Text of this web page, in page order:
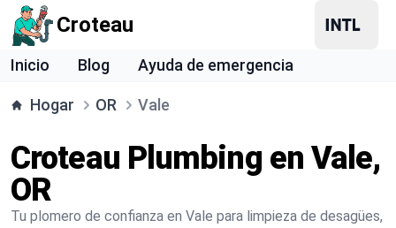
Croteau
Inicio Blog Ayuda de emergencia
Hogar OR Vale
Croteau Plumbing en Vale,
OR
Tu plomero de confianza en Vale para limpieza de desagües,